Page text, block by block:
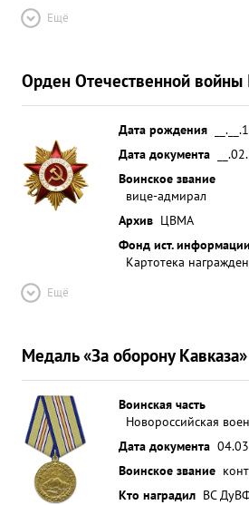
Ещё
Орден Отечественной войны
Дата рождения
Дата документа
Воинское звание
вице-адмирал
Архив ЦВМА
Фонд ист. информации
Картотека
Ещё
Медаль «За оборону Кавказа»
Воинская часть
Новороссийская
Дата документа
Воинское звание
Кто наградил ВС